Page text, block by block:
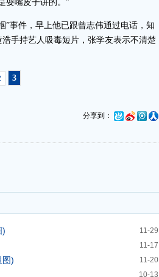
耍嘴皮子讲的。”
件，早上他已跟曾志伟通过电话，知
手持艺人吸毒短片，张学友表示不清楚
3
分享到：
11-29
)
11-17
11-20
图)
10-13